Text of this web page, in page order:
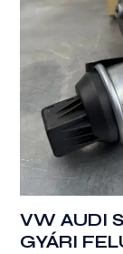
VW AUDI
GYÁRI